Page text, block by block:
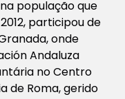
população que
participou de
onde
Andaluza
no Centro
de Roma, gerido